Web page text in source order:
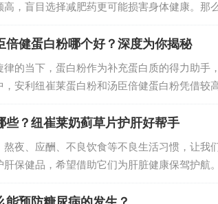
，盲目选择减肥药更可能损害身体健康。那
藏在纽崔莱乐纤混合营养代餐之中，它以科
松、可持续的减重…
倍健蛋白粉哪个好？深度为你揭秘
的当下，蛋白粉作为补充蛋白质的得力助手
安利纽崔莱蛋白粉和汤臣倍健蛋白粉凭借较
一款更适合自己呢？今天就从多个维度来剖
些？纽崔莱奶蓟草片护肝好帮手
夜、应酬、不良饮食等不良生活习惯，让我
保健品，希望借助它们为肝脏健康保驾护航
择的呢？今天就为大家盘点2025年护肝效果